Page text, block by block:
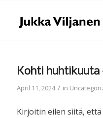
Kohti huhtikuuta
April 11, 2024 / in
Kirjoitin eilen siitä,